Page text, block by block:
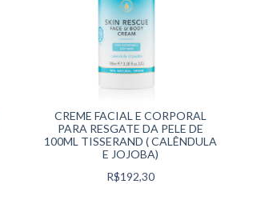
CREME FACIAL E CORPORAL
PARA RESGATE DA PELE DE
100ML TISSERAND ( CALÊNDULA
E JOJOBA)
R$192,30